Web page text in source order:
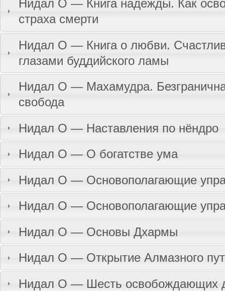
Нидал О — Книга надежды. Как
страха смерти
Нидал О — Книга о любви.
глазами буддийского ламы
Нидал О — Махамудра.
свобода
Нидал О — Наставления по нёндро
Нидал О — О богатстве ума
Нидал О — Основополагающие
Нидал О — Основополагающие
Нидал О — Основы Дхармы
Нидал О — Открытие Алмазного
Нидал О — Шесть освобождающих